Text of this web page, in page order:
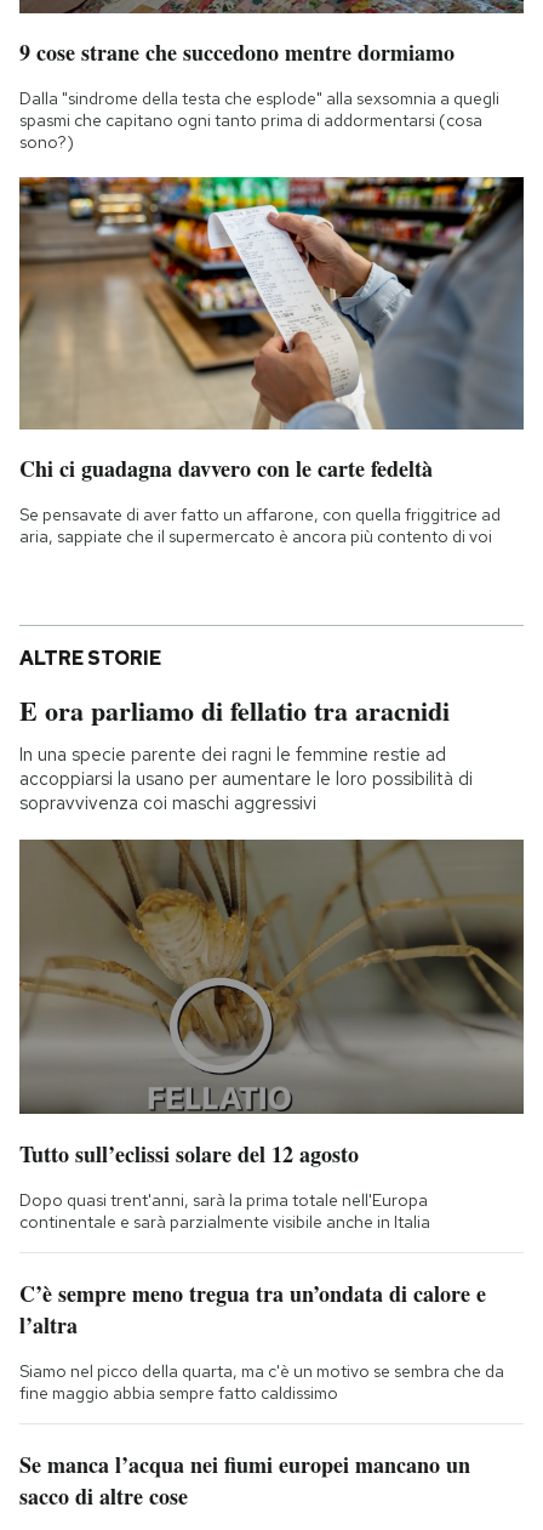
9 cose strane che succedono mentre dormiamo
Dalla "sindrome della testa che esplode" alla sexsomnia a quegli
spasmi che capitano ogni tanto prima di addormentarsi (cosa
sono?)
Chi ci guadagna davvero con le carte fedeltà
Se pensavate di aver fatto un affarone, con quella friggitrice ad
aria, sappiate che il supermercato è ancora più contento di voi
ALTRE STORIE
E ora parliamo di fellatio tra aracnidi
In una specie parente dei ragni le femmine restie ad
accoppiarsi la usano per aumentare le loro possibilità di
sopravvivenza coi maschi aggressivi
Tutto sull’eclissi solare del 12 agosto
Dopo quasi trent'anni, sarà la prima totale nell'Europa
continentale e sarà parzialmente visibile anche in Italia
C’è sempre meno tregua tra un’ondata di calore e
l’altra
Siamo nel picco della quarta, ma c'è un motivo se sembra che da
fine maggio abbia sempre fatto caldissimo
Se manca l’acqua nei fiumi europei mancano un
sacco di altre cose